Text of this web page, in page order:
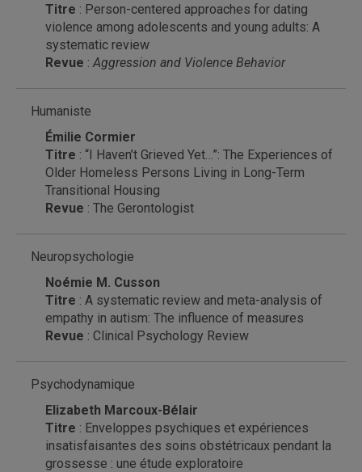
Titre : Person-centered approaches for dating
violence among adolescents and young adults: A
systematic review
Revue :Aggression and Violence Behavior
Humaniste
Émilie Cormier
Titre : “I Haven’t Grieved Yet…”: The Experiences of
Older Homeless Persons Living in Long-Term
Transitional Housing
Revue : The Gerontologist
Neuropsychologie
Noémie M. Cusson
Titre : A systematic review and meta-analysis of
empathy in autism: The influence of measures
Revue : Clinical Psychology Review
Psychodynamique
Elizabeth Marcoux-Bélair
Titre : Enveloppes psychiques et expériences
insatisfaisantes des soins obstétricaux pendant la
grossesse : une étude exploratoire